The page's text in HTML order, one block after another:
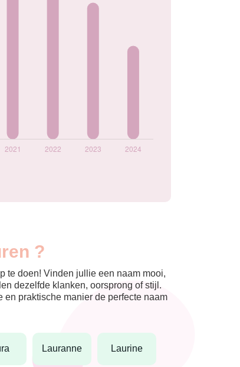
?
te doen! Vinden jullie een naam mooi,
dezelfde klanken, oorsprong of stijl.
praktische manier de perfecte naam
lauranne laurine